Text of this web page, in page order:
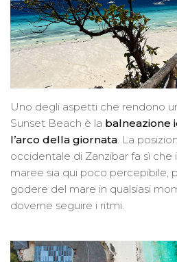
Uno degli aspetti che rendono
Sunset Beach è la balneazione
l’arco della giornata. La
occidentale di Zanzibar fa sì
maree sia qui poco percepibile,
godere del mare in qualsiasi
doverne seguire i ritmi.